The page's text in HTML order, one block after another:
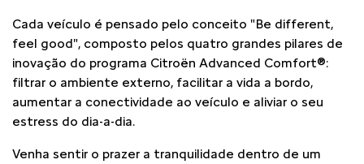
Cada veículo é pensado pelo conceito "Be different,
feel good", composto pelos quatro grandes pilares de
inovação do programa Citroën Advanced Comfort®:
filtrar o ambiente externo, facilitar a vida a bordo,
aumentar a conectividade ao veículo e aliviar o seu
estress do dia-a-dia.
Venha sentir o prazer a tranquilidade dentro de um